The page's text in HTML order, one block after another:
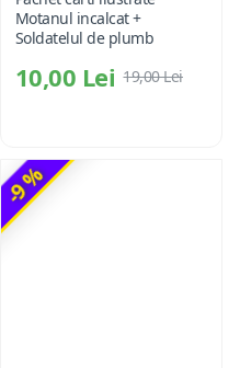
Motanul incalcat +
Soldatelul de plumb
10,00 Lei 19,00 Lei
-9 %